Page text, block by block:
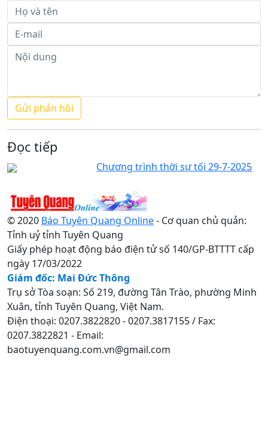
Đọc tiếp
Chương trình thời sự tối 29-7-2025
© 2020 Báo Tuyên Quang Online- Cơ quan chủ quản:
Tỉnh uỷ tỉnh Tuyên Quang
Giấy phép hoạt động báo điện tử số 140/GP-BTTTT cấp
ngày 17/03/2022
Giám đốc: Mai Đức Thông
Trụ sở Tòa soạn: Số 219, đường Tân Trào, phường Minh
Xuân, tỉnh Tuyên Quang, Việt Nam.
Điện thoại: 0207.3822820 - 0207.3817155 / Fax:
0207.3822821 - Email:
baotuyenquang.com.vn@gmail.com